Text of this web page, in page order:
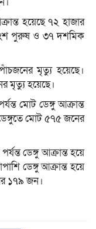
হয়েছে ৭২ হাজার
পুরুষ ও ৩৭ দশমিক
মৃত্যু হয়েছে।
মৃত্যু হয়েছে।
মোট ডেঙ্গু আক্রান্ত
মোট ৫৭৫ জনের
ডেঙ্গু আক্রান্ত হয়ে
ডেঙ্গু আক্রান্ত হয়ে
১৭৯ জন।